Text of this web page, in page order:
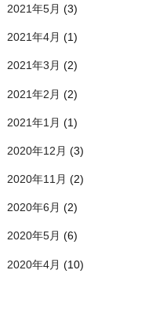
2021年5月 (3)
2021年4月 (1)
2021年3月 (2)
2021年2月 (2)
2021年1月 (1)
2020年12月 (3)
2020年11月 (2)
2020年6月 (2)
2020年5月 (6)
2020年4月 (10)